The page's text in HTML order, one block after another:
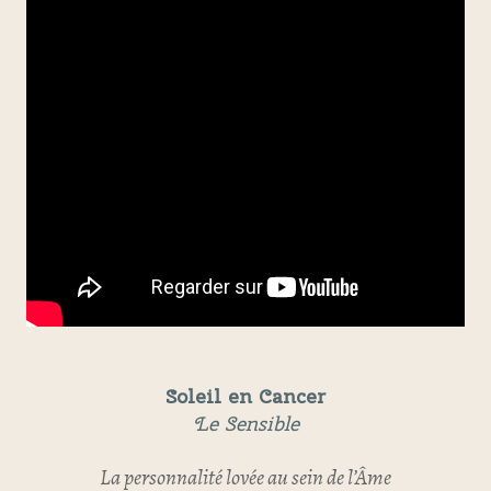
Soleil en Cancer
Le Sensible
La personnalité lovée au sein de l’Âme